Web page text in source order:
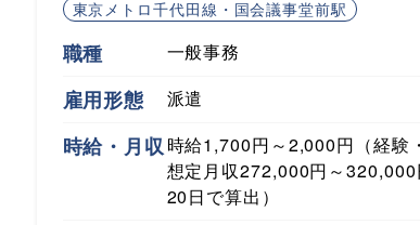
東京メトロ千代田線・国会議事堂前駅
職種 一般事務
雇用形態 派遣
時給・月収時給1,700円～2,000円（経験
想定月収272,000円～320,000
20日で算出）